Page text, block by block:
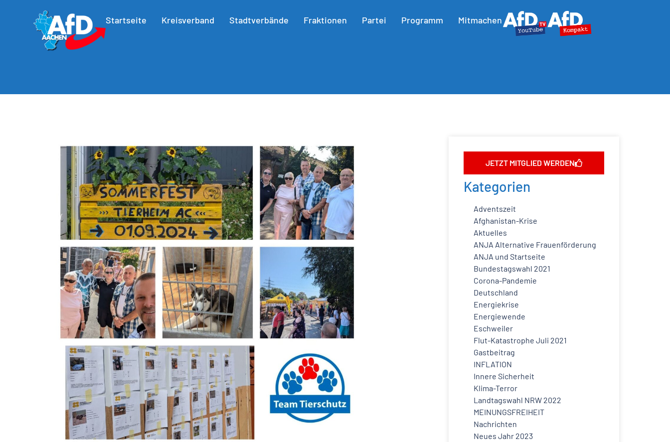
Startseite Kreisverband Stadtverbände Fraktionen Partei Programm Mitmachen
JETZT MITGLIED WERDEN
Kategorien
Adventszeit
Afghanistan-Krise
Aktuelles
ANJA Alternative Frauenförderung
ANJA und Startseite
Bundestagswahl 2021
Corona-Pandemie
Deutschland
Energiekrise
Energiewende
Eschweiler
Flut-Katastrophe Juli 2021
Gastbeitrag
INFLATION
Innere Sicherheit
Klima-Terror
Landtagswahl NRW 2022
MEINUNGSFREIHEIT
Nachrichten
Neues Jahr 2023